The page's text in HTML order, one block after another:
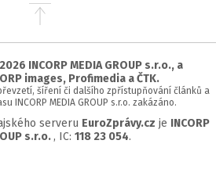
Přejít
stránky
INCORP MEDIA GROUP s.r.o., a
images, Profimedia a ČTK.
šíření či dalšího zpřístupňování článků a
INCORP MEDIA GROUP s.r.o. zakázáno.
serveru EuroZprávy.cz je INCORP
s.r.o. , IC: 118 23 054.